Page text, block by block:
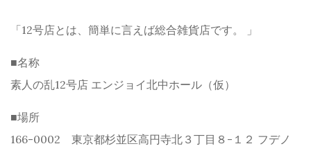
「12号店とは、簡単に言えば総合雑貨店です。 」
■名称
素人の乱12号店 エンジョイ北中ホール（仮）
■場所
166-0002 東京都杉並区高円寺北３丁目８-１２ フデノ